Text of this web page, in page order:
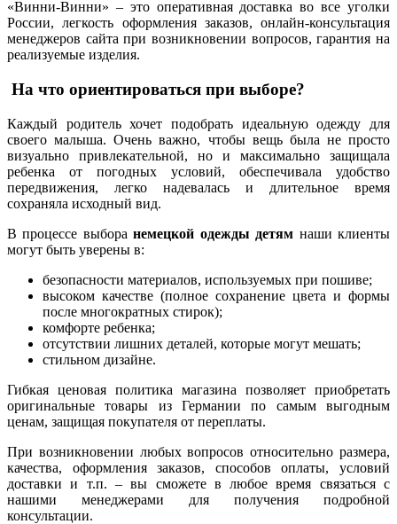
«Винни-Винни» – это оперативная доставка во все уголки
России, легкость оформления заказов, онлайн-консультация
менеджеров сайта при возникновении вопросов, гарантия на
реализуемые изделия.
На что ориентироваться при выборе?
Каждый родитель хочет подобрать идеальную одежду для
своего малыша. Очень важно, чтобы вещь была не просто
визуально привлекательной, но и максимально защищала
ребенка от погодных условий, обеспечивала удобство
передвижения, легко надевалась и длительное время
сохраняла исходный вид.
В процессе выборанемецкой одежды детям наши клиенты
могут быть уверены в:
безопасности материалов, используемых при пошиве;
высоком качестве (полное сохранение цвета и формы
после многократных стирок);
комфорте ребенка;
отсутствии лишних деталей, которые могут мешать;
стильном дизайне.
Гибкая ценовая политика магазина позволяет приобретать
оригинальные товары из Германии по самым выгодным
ценам, защищая покупателя от переплаты.
При возникновении любых вопросов относительно размера,
качества, оформления заказов, способов оплаты, условий
доставки и т.п. – вы сможете в любое время связаться с
нашими менеджерами для получения подробной
консультации.